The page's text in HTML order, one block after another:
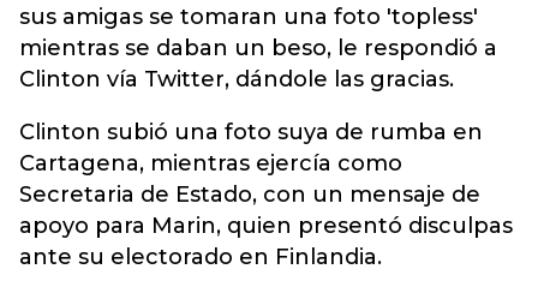
sus amigas se tomaran una foto 'topless'
mientras se daban un beso, le respondió a
Clinton vía Twitter, dándole las gracias.
Clinton subió una foto suya de rumba en
Cartagena, mientras ejercía como
Secretaria de Estado, con un mensaje de
apoyo para Marin, quien presentó disculpas
ante su electorado en Finlandia.